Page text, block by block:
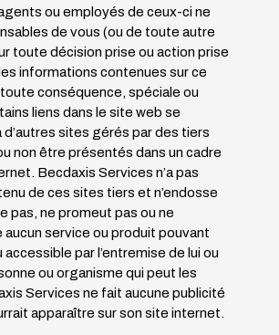
ou employés de ceux-ci ne
de vous (ou de toute autre
toute décision prise ou action prise
informations contenues sur ce
conséquence, spéciale ou
liens dans le site web se
sites gérés par des tiers
non être présentés dans un cadre
Becdaxis Services n’a pas
de ces sites tiers et n’endosse
pas, ne promeut pas ou ne
aucun service ou produit pouvant
par l’entremise de lui ou
ou organisme qui peut les
Services ne fait aucune publicité
apparaître sur son site internet.